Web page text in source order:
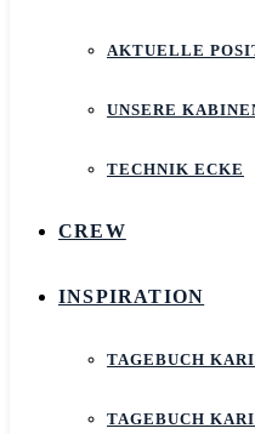
AKTUELLE
UNSERE
TECHNIK ECKE
CREW
INSPIRATION
TAGEBUCH
TAGEBUCH